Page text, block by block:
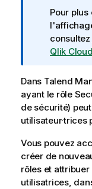
t
i
o
n
s
Pour
consultez
Qlik Cloud
Dans Talend
ayant le rôle
de sécurité)
utilisateur·trices
Vous pouvez
créer de
rôles et
utilisatrices,